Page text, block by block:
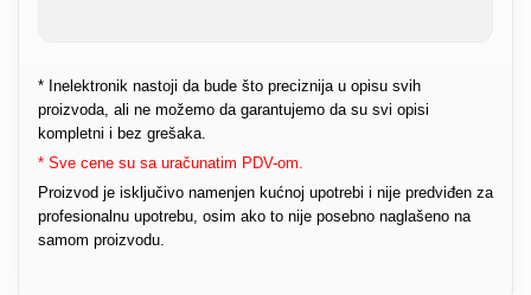
* Inelektronik nastoji da bude što preciznija u opisu svih
proizvoda, ali ne možemo da garantujemo da su svi opisi
kompletni i bez grešaka.
* Sve cene su sa uračunatim PDV-om.
Proizvod je isključivo namenjen kućnoj upotrebi i nije predviđen za
profesionalnu upotrebu, osim ako to nije posebno naglašeno na
samom proizvodu.